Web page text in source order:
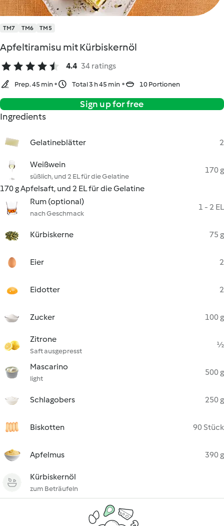
TM7 TM6 TM5
Apfeltiramisu mit Kürbiskernöl
4.4 34 ratings
Prep. 45 min Total 3 h 45 min 10 Portionen
Sign up for free
Ingredients
Gelatineblätter 2
Weißwein
süßlich, und 2 EL für die Gelatine
170 g
170 g Apfelsaft, und 2 EL für die Gelatine
Rum (optional)
nach Geschmack
1 - 2 EL
Kürbiskerne 75 g
Eier 2
Eidotter 2
Zucker 100 g
Zitrone
Saft ausgepresst
½
Mascarino
light
500 g
Schlagobers 250 g
Biskotten 90 Stück
Apfelmus 390 g
Kürbiskernöl
zum Beträufeln